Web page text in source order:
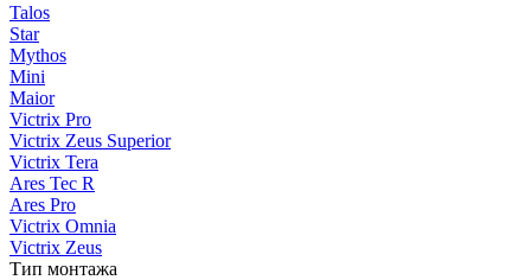
Talos
Star
Mythos
Mini
Maior
Victrix Pro
Victrix Zeus Superior
Victrix Tera
Ares Tec R
Ares Pro
Victrix Omnia
Victrix Zeus
Тип монтажа